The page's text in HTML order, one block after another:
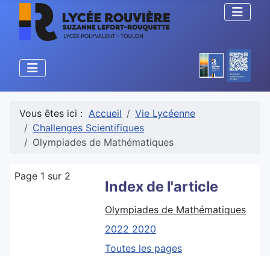
Vous êtes ici : Accueil
Vie Lycéenne
Challenges Scientifiques
Olympiades de Mathématiques
Index de l'article
Olympiades de Mathématiques
2022 2020
Toutes les pages
Page 1 sur 2